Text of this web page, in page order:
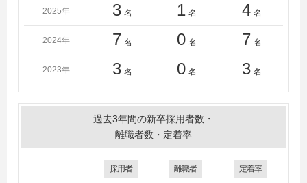
2025年 3 名 1 名 4 名
2024年 7 名 0 名 7 名
2023年 3 名 0 名 3 名
過去3年間の新卒採用者数・
離職者数・定着率
採用者 離職者 定着率